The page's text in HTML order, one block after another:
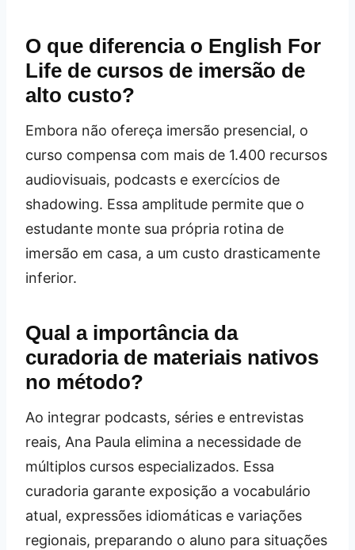
O que diferencia o English For
Life de cursos de imersão de
alto custo?
Embora não ofereça imersão presencial, o
curso compensa com mais de 1.400 recursos
audiovisuais, podcasts e exercícios de
shadowing. Essa amplitude permite que o
estudante monte sua própria rotina de
imersão em casa, a um custo drasticamente
inferior.
Qual a importância da
curadoria de materiais nativos
no método?
Ao integrar podcasts, séries e entrevistas
reais, Ana Paula elimina a necessidade de
múltiplos cursos especializados. Essa
curadoria garante exposição a vocabulário
atual, expressões idiomáticas e variações
regionais, preparando o aluno para situações